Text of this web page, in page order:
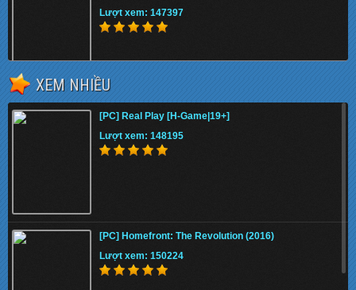
Lượt xem: 147397
Fifa 13 Internal
Lượt xem: 151602
Download STAR WARS Jedi: Fallen Order (Full
DLC) Cr@ck
Lượt xem: 139398
XEM NHIỀU
[PC] Real Play [H-Game|19+]
Lượt xem: 148195
[PC] Homefront: The Revolution (2016)
Lượt xem: 150224